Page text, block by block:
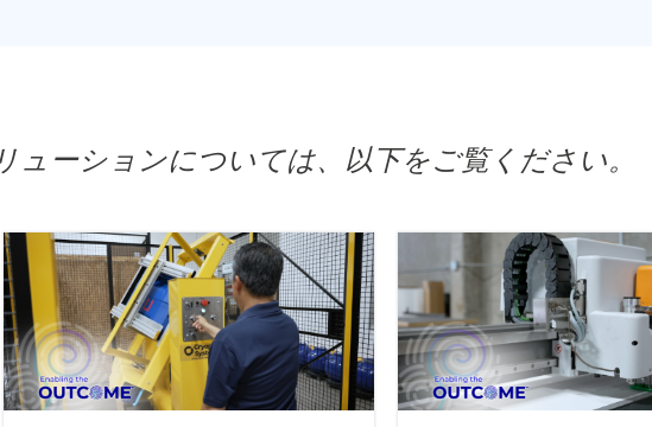
ーションについては、以下をご覧ください。